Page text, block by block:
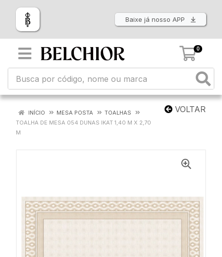
Baixe já nosso APP
0
VOLTAR
INÍCIO MESA POSTA
TOALHAS
TOALHA DE MESA 054 DUNAS IKAT 1,40 M X 2,70
M